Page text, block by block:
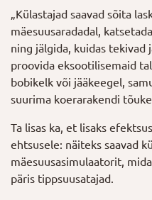
„Külastajad saavad sõita
mäesuusaradadal,
ning jälgida, kuidas tekivad
proovida eksootilisemaid
bobikelk või jääkeegel,
suurima koerarakendi
Ta lisas ka, et lisaks
ehtsusele: näiteks saavad
mäesuusasimulaatorit,
päris tippsuusatajad.